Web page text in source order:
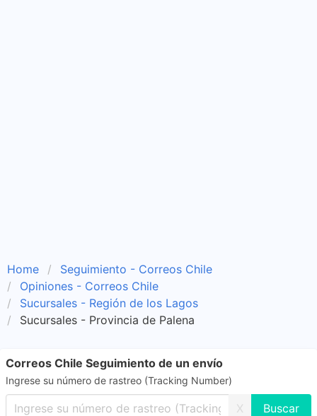
Home
Seguimiento - Correos Chile
Opiniones - Correos Chile
Sucursales - Región de los Lagos
Sucursales - Provincia de Palena
Correos Chile Seguimiento de un envío
Ingrese su número de rastreo (Tracking Number)
X